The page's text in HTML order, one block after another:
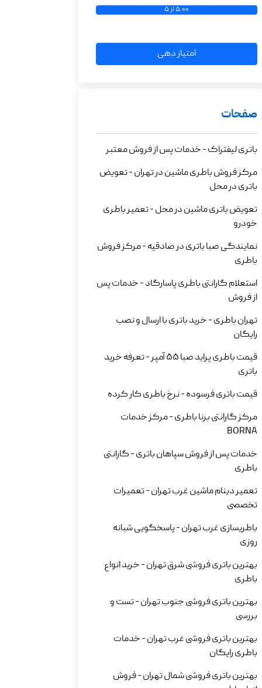
5.00 از 5
امتیاز دهی
صفحات
باتری لیفتراک - خدمات پس از فروش معتبر
مرکز فروش باطری ماشین در تهران - تعویض
باتری در محل
تعویض باتری ماشین در محل - تعمیر باطری
خودرو
نمایندگی صبا باتری در صادقیه - مرکز فروش
باطری
استعلام گارانتی باطری پاسارگاد - خدمات پس
از فروش
تهران باطری - خرید باتری با ارسال و نصب
رایگان
قیمت باطری پراید صبا 55 آمپر - تعرفه خرید
باتری
قیمت باتری فرسوده - نرخ باطری کار کرده
مرکز گارانتی برنا باطری - مرکز خدمات
BORNA
خدمات پس از فروش سپاهان باتری - گارانتی
باطری
تعمیر دینام ماشین غرب تهران - تعمیرات
تخصصی
باطریسازی غرب تهران - پاسخگویی شبانه
روزی
بهترین باتری فروشی شرق تهران - خرید انواع
باطری
بهترین باتری فروشی جنوب تهران - تست و
بررسی
بهترین باتری فروشی غرب تهران - خدمات
باطری رایگان
بهترین باتری فروشی شمال تهران - فروش